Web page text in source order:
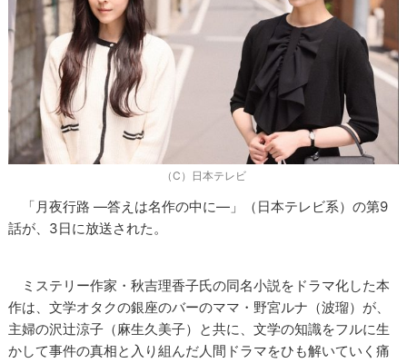
（C）日本テレビ
「月夜行路 ―答えは名作の中に―」（日本テレビ系）の第9
話が、3日に放送された。
ミステリー作家・秋吉理香子氏の同名小説をドラマ化した本
作は、文学オタクの銀座のバーのママ・野宮ルナ（波瑠）が、
主婦の沢辻涼子（麻生久美子）と共に、文学の知識をフルに生
かして事件の真相と入り組んだ人間ドラマをひも解いていく痛